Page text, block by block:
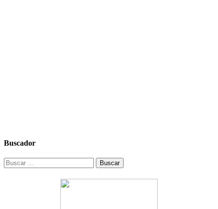
Buscador
Buscar: